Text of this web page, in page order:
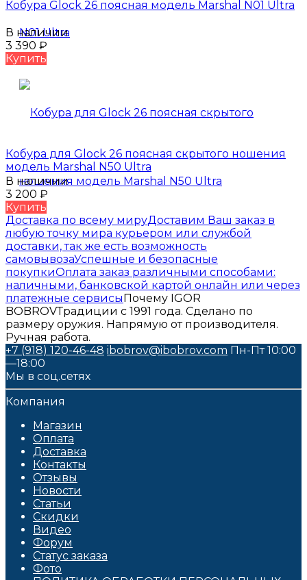
Кобура Glock 26 поясная модель Marshal N01 Ultra
В наличии
3 390 ₽
Купить
Кобура для Glock 26 поясная скрытого ношения
модель Marshal N50 Ultra
В наличии
3 200 ₽
Купить
Доставка по всему мируДоставим Ваш заказ в
любую точку мира курьером или службой
доставки, так же есть возможность
самовывозаУспешные и безопасные
покупкиОплата заказ различными способами:
наличными, банковской картой онлайн или через
платежные сервисыПочему IGOR
BOBROVТрадиции с 1991 года. Сделано по
размеру оружия. Напрямую от производителя.
Ручная работа.
+7 (918) 120-46-48 ibobrov@ibobrov.com Пн-Пт 10:00
—18:00
Мы в соц.сетях
Компания
Магазин
Оплата
Доставка
Контакты
Отзывы
Новости
Статьи
Скидки
Видео
Форум
Статус заказа
Фото